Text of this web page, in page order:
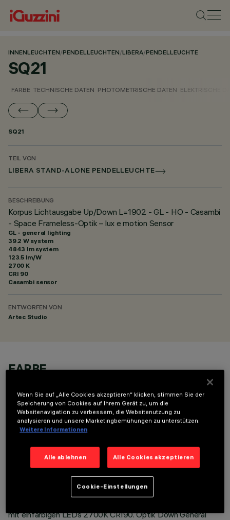
INNENLEUCHTEN/PENDELLEUCHTEN/LIBERA/PENDELLEUCHTE
SQ21
FARBE TECHNISCHE DATEN PHOTOMETRISCHE DATEN ELEKTRISCHE
SQ21
TEIL VON
LIBERA STAND-ALONE PENDELLEUCHTE
BESCHREIBUNG
Korpus Lichtausgabe Up/Down L=1902 - GL - HO - Casambi
- Space Frameless-Optik – lux e motion Sensor
GL - general lighting
39.2 W system
4843 lm system
123.5 lm/W
2700 K
CRI 90
Casambi sensor
ENTWORFEN VON
Artec Studio
FARBE
TECHNISCHE DATEN
LETZTES UPDATE: 06.08.2026
mit einfarbigen LEDs 2700K CRI90. Optik Down General
Wenn Sie auf „Alle Cookies akzeptieren“ klicken, stimmen Sie der
Speicherung von Cookies auf Ihrem Gerät zu, um die
Websitenavigation zu verbessern, die Websitenutzung zu
analysieren und unsere Marketingbemühungen zu unterstützen.
Weitere Informationen
Alle ablehnen Alle Cookies akzeptieren
Cookie-Einstellungen